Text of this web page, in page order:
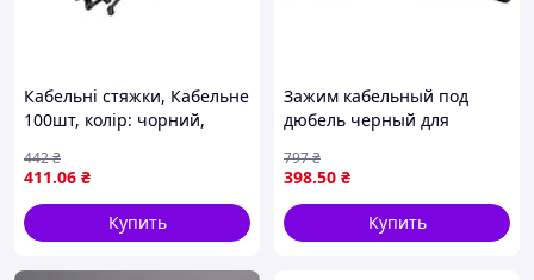
Кабельні стяжки, Кабельне
100шт, колір: чорний,
430мм, максимальний
діаметр 115мм, матеріал:
поліамід 6.6
411.06 ₴
442₴
Купить
Зажим кабельный под
дюбель черный для
10 шт 16 кабелей 3х1 5
мм2
398.50 ₴
797₴
Купить